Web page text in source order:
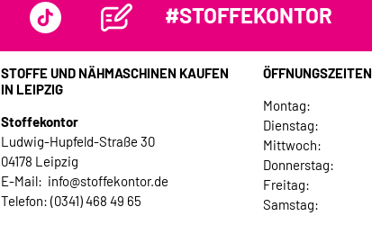
#STOFFEKONTOR
STOFFE UND NÄHMASCHINEN KAUFEN
IN LEIPZIG
Stoffekontor
Ludwig-Hupfeld-Straße 30
04178 Leipzig
E-Mail: info@stoffekontor.de
Telefon: (0341) 468 49 65
ÖFFNUNGSZEITEN
Montag:
Dienstag:
Mittwoch:
Donnerstag:
Freitag:
Samstag: